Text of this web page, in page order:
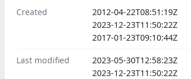
Created
2012-04-22T08:51:19Z
2023-12-23T11:50:22Z
2017-01-23T09:10:44Z
Last modified
2023-05-30T12:58:23Z
2023-12-23T11:50:22Z